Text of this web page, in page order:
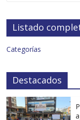
Listado
Categorías
Destacados